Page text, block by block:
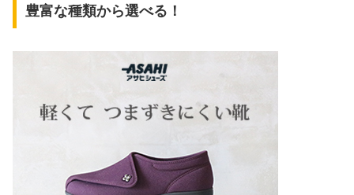
豊富な種類から選べる！